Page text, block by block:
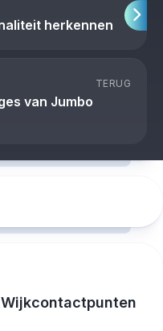
herkennen
TERUG
van Jumbo